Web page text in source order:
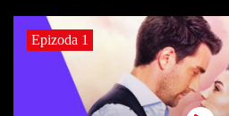
Epizoda 1